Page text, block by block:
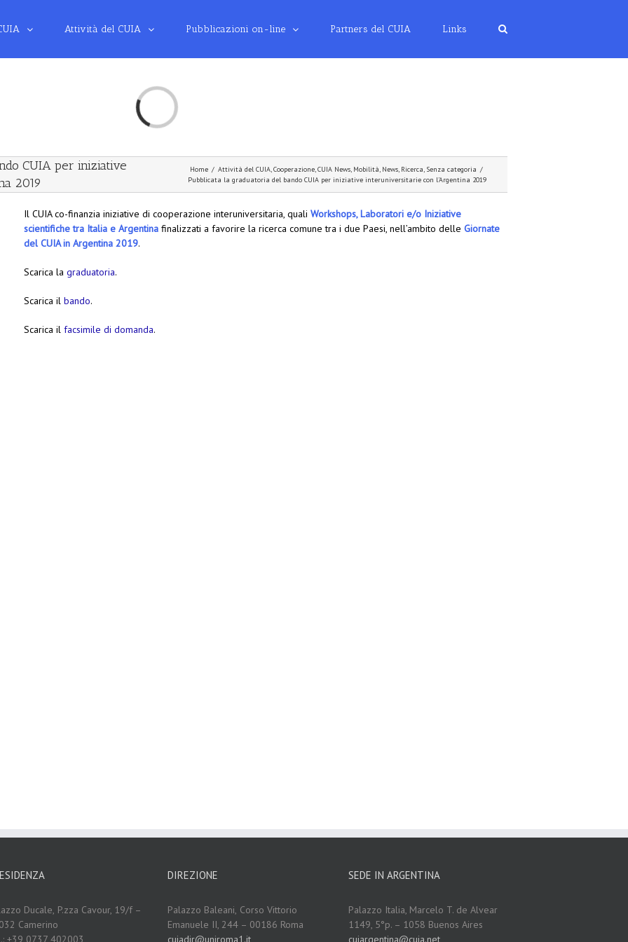
Attività del CUIA Pubblicazioni on-line Partners del CUIA Links
Loading...
CUIA per iniziative
2019
Home / Attività del CUIA,Cooperazione,CUIA News, Mobilità, News, Ricerca, Senza categoria /
Pubblicata la graduatoria del bando CUIA per iniziative interuniversitarie con l’Argentina 2019
Il CUIA co-finanzia iniziative di cooperazione interuniversitaria, quali Workshops, Laboratori e/o Iniziative
scientifiche tra Italia e Argentina finalizzati a favorire la ricerca comune tra i due Paesi, nell’ambito delle Giornate
del CUIA in Argentina 2019.
Scarica la graduatoria.
Scarica il bando.
Scarica il facsimile di domanda.
Ducale, P.zza Cavour, 19/f –
Camerino
+39 0737 402003
DIREZIONE
Palazzo Baleani, Corso Vittorio
Emanuele II, 244 – 00186 Roma
cuiadir@uniroma1.it
SEDE IN ARGENTINA
Palazzo Italia, Marcelo T. de Alvear
1149, 5°p. – 1058 Buenos Aires
cuiargentina@cuia.net